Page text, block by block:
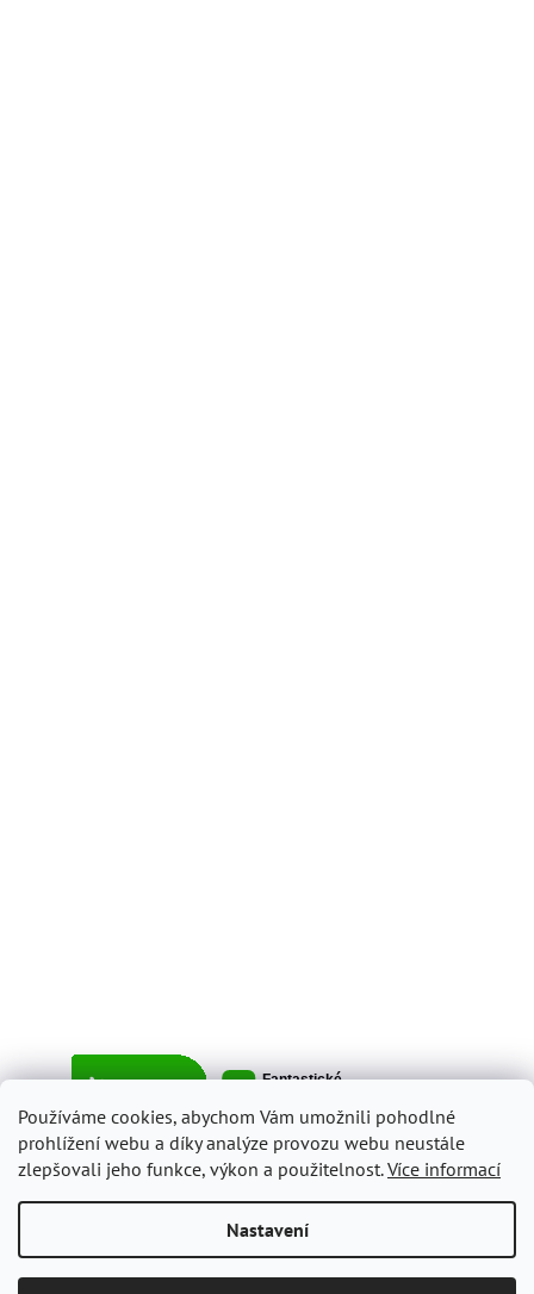
Používáme cookies, abychom Vám umožnili pohodlné
prohlížení webu a díky analýze provozu webu neustále
zlepšovali jeho funkce, výkon a použitelnost.Více informací
Nastavení
Copyright 2026ItalyShop.cz. Všechna práva vyhrazena.Upravit